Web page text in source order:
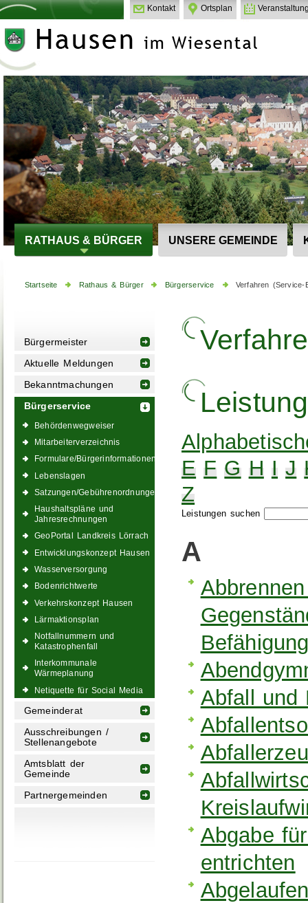
Kontakt Ortsplan
RATHAUS & BÜRGER UNSERE GEMEINDE
Startseite Rathaus & Bürger Bürgerservice Verfahren (Service-
Bürgermeister
Aktuelle Meldungen
Bekanntmachungen
Bürgerservice
Behördenwegweiser
Mitarbeiterverzeichnis
Formulare/Bürgerinformationen
Lebenslagen
Satzungen/Gebührenordnungen
Haushaltspläne und
Jahresrechnungen
GeoPortal Landkreis Lörrach
Entwicklungskonzept Hausen
Wasserversorgung
Bodenrichtwerte
Verkehrskonzept Hausen
Lärmaktionsplan
Notfallnummern und
Katastrophenfall
Interkommunale
Wärmeplanung
Netiquette für Social Media
Gemeinderat
Ausschreibungen /
Stellenangebote
Amtsblatt der
Gemeinde
Partnergemeinden
E F G H I J
Z
Leistungen suchen
A
Abfall und
Abgabe
entrichten